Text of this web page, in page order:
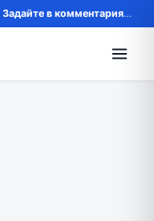
Задайте в комментариях — ответим!